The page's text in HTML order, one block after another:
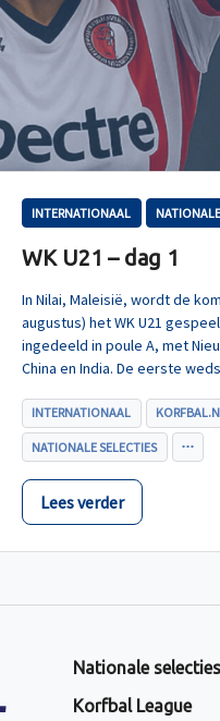
INTERNATIONAAL
WK U21 – dag 1
In Nilai, Maleisië, wordt de
augustus) het WK U21
ingedeeld in poule A, met
China en India. De eerste
INTERNATIONAAL
NATIONALE SELECTIES
Lees verder
Nationale selecties
Korfbal League